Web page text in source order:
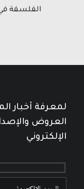
الفلسفة
لمعرفة أخبار
العروض
الإلكتروني